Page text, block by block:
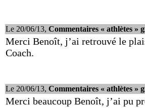
Le 20/06/13, Commentaires « athlètes »
Merci Benoît, j’ai retrouvé le
Coach.
Le 20/06/13, Commentaires « athlètes »
Merci beaucoup Benoît, j’ai pu